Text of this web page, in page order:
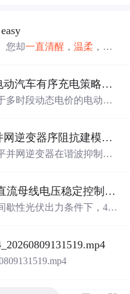
您却一直清醒 ，温柔 ， 一
注解与类、接口、枚举在
型、构造方法、方法、
基于多时段动态电价的电动汽车有序充电策略优化（Matlab代码实现）
多时段动态电价的电动汽
，通过设计科学的多时段
荷低谷时段充电，从而
，结合实际用电数据开
著降低电网峰谷差，提
该资源属于“博士论文复
力
从事新能源、智能电
、科研人员及工程技术
充电优化模型；②研究需
【博士论文复现】光伏并网逆变器序阻抗建模、扫频辨识与弱电网交互稳定性分析【阻抗建模、验证扫频法】（Matlab代码、Simulink仿真实现）
并网逆变器在谐波抑制、
制（DPWMA）、正负序
，构建“精准同步-扰动
在不增加器件开关频率
优化并网波形质量；正
负序扰动，保障不平衡工
间歇性光伏出力下 48V 直流母线电压稳定控制及储能双向充放电闭环调控体系研究（Simulink仿真实现）
歇性光伏出力条件下，48
DC-DC变换器、负
电池系统，重点实现光伏